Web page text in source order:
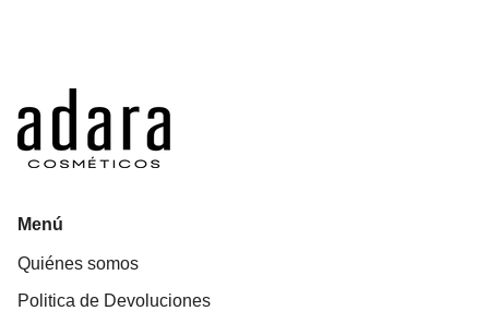
Menú
Quiénes somos
Politica de Devoluciones